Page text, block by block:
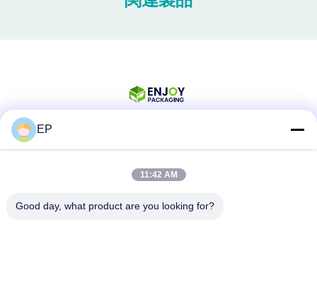
EP
11:42 AM
Good day, what product are you looking for?